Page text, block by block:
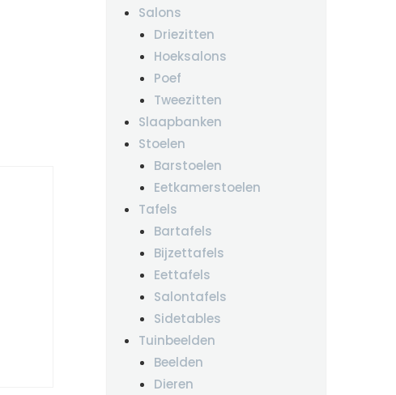
Salons
Driezitten
Hoeksalons
Poef
Tweezitten
Slaapbanken
Stoelen
Barstoelen
Eetkamerstoelen
Tafels
Bartafels
Bijzettafels
Eettafels
Salontafels
Sidetables
Tuinbeelden
Beelden
Dieren